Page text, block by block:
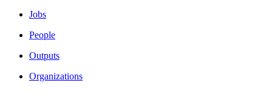
Jobs
People
Outputs
Organizations